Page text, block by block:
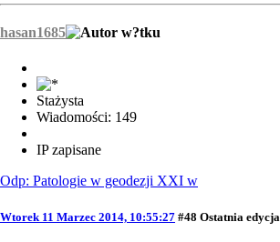
hasan1685
Stażysta
Wiadomości: 149
IP zapisane
Odp: Patologie w geodezji XXI w
Wtorek 11 Marzec 2014, 10:55:27 #48 Ostatnia edycja